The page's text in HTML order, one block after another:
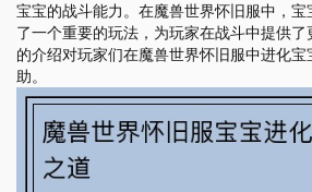
宝宝的战斗能力。在魔兽世界怀旧服中，
了一个重要的玩法，为玩家在战斗中提供
的介绍对玩家们在魔兽世界怀旧服中进化
助。